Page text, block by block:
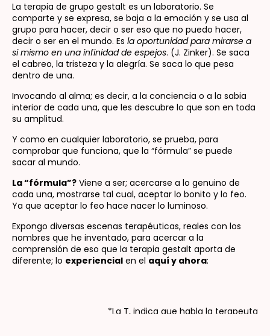
La terapia de grupo gestalt es un laboratorio. Se
comparte y se expresa, se baja a la emoción y se usa al
grupo para hacer, decir o ser eso que no puedo hacer,
decir o ser en el mundo. Es la oportunidad para mirarse a
si mismo en una infinidad de espejos. (J. Zinker). Se saca
el cabreo, la tristeza y la alegría. Se saca lo que pesa
dentro de una.
Invocando al alma; es decir, a la conciencia o a la sabia
interior de cada una, que les descubre lo que son en toda
su amplitud.
Y como en cualquier laboratorio, se prueba, para
comprobar que funciona, que la “fórmula” se puede
sacar al mundo.
La “fórmula”? Viene a ser; acercarse a lo genuino de
cada una, mostrarse tal cual, aceptar lo bonito y lo feo.
Ya que aceptar lo feo hace nacer lo luminoso.
Expongo diversas escenas terapéuticas, reales con los
nombres que he inventado, para acercar a la
comprensión de eso que la terapia gestalt aporta de
diferente; lo experiencial en el aquí y ahora:
*La T, indica que habla la terapeuta